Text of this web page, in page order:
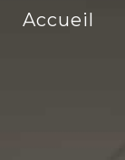
Accueil